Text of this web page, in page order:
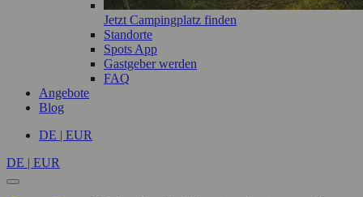
Jetzt Campingplatz finden
Standorte
Spots App
Gastgeber werden
FAQ
Angebote
Blog
DE | EUR
DE | EUR